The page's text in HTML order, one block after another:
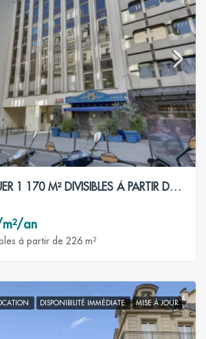
BUREAUX À LOUER 1 170 M² DIVISIBLES À PARTIR DE 226 M²- PARIS 8ÈME
an
à partir de 226 m²
DISPONIBILITÉ IMMÉDIATE MISE À JOUR